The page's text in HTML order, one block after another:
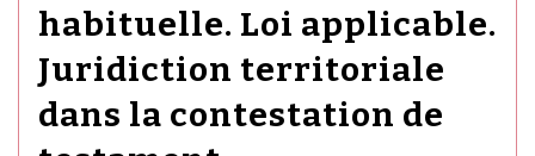
habituelle. Loi applicable.
Juridiction territoriale
dans la contestation de